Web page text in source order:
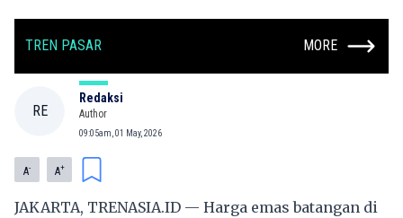
TREN PASAR MORE
RE
Redaksi
Author
09:05am, 01 May, 2026
A- A+
JAKARTA, TRENASIA.ID — Harga emas batangan di